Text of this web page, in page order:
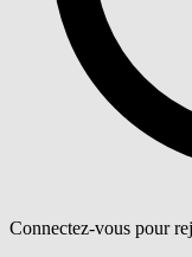
Connectez-vous pour